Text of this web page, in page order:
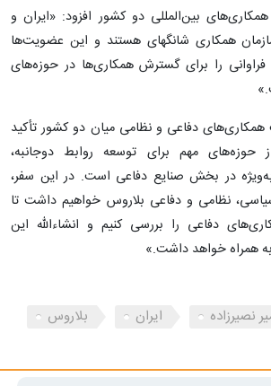
بین‌المللی دو کشور افزود: «ایران و
همکاری شانگهای هستند و این عضویت‌ها
را برای گسترش همکاری‌ها در حوزه‌های
همکاری‌های دفاعی و نظامی میان دو کشور تأکید
مهم برای توسعه روابط دوجانبه،
در بخش صنایع دفاعی است. در این سفر،
نظامی و دفاعی بلاروس خواهیم داشت تا
دفاعی را بررسی کنیم و انشاءالله این
همراه خواهد داشت.»
نصیرزاده ایران
بلاروس